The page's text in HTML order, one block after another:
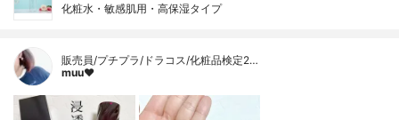
化粧水・敏感肌用・高保湿タイプ
販売員/プチプラ/ドラコス/化粧品検定2…
muu❤︎